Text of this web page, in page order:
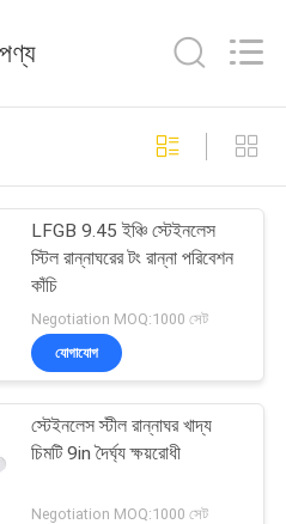
পাত্রের
97
রান্নাঘরের
61
পণ্য
LFGB 9.45 ইঞ্চি স্টেইনলেস
স্টিল রান্নাঘরের টং রান্না পরিবেশন
কাঁচি
Negotiation MOQ:1000 সেট
যোগাযোগ
স্টেইনলেস স্টীল রান্নাঘর খাদ্য
চিমটি 9in দৈর্ঘ্য ক্ষয়রোধী
Negotiation MOQ:1000 সেট